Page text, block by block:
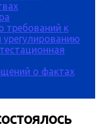
требований к
о фактах